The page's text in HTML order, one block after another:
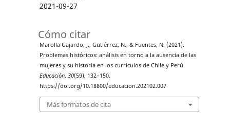
2021-09-27
Cómo citar
Marolla Gajardo, J., Gutiérrez, N., & Fuentes, N. (2021).
Problemas históricos: análisis en torno a la ausencia de las
mujeres y su historia en los currículos de Chile y Perú.
Educación, 30(59), 132–150.
https://doi.org/10.18800/educacion.202102.007
Más formatos de cita